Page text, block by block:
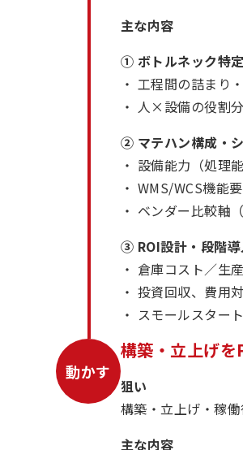
主な内容
① ボトルネック特
工程間の詰まり
人×設備の役割
② マテハン構成・
設備能力（処理
WMS/WCS機能
ベンダー比較軸
③ ROI設計・段階
倉庫コスト／生
投資回収、費用
スモールスター
動かす
構築・立上げ
狙い
構築・立上げ・稼
主な内容